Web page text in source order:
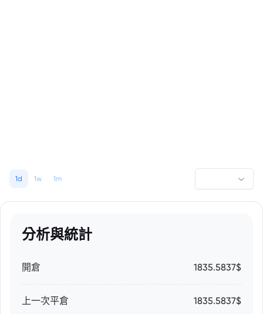
1d 1w 1m
分析與統計
開倉 1835.5837$
上一次平倉 1835.5837$